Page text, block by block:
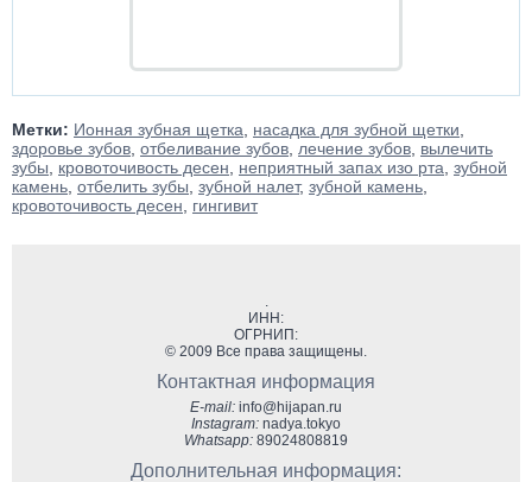
Метки: Ионная зубная щетка насадка для зубной щетки
здоровье зубов отбеливание зубов лечение зубов вылечить
зубы
кровоточивость десен неприятный запах изо рта зубной
камень отбелить зубы зубной налет, зубной камень
кровоточивость десен
гингивит
.
ИНН:
ОГРНИП:
© 2009 Все права защищены.
Контактная информация
E-mail: info@hijapan.ru
Instagram: nadya.tokyo
Whatsapp: 89024808819
Дополнительная информация: